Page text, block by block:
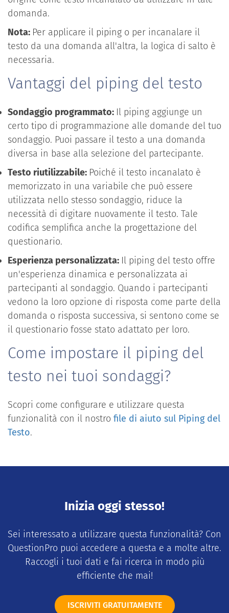
domanda.
Nota: Per applicare il piping o per incanalare il
testo da una domanda all'altra, la logica di salto è
necessaria.
Vantaggi del piping del testo
Sondaggio programmato: Il piping aggiunge un
certo tipo di programmazione alle domande del tuo
sondaggio. Puoi passare il testo a una domanda
diversa in base alla selezione del partecipante.
Testo riutilizzabile: Poiché il testo incanalato è
memorizzato in una variabile che può essere
utilizzata nello stesso sondaggio, riduce la
necessità di digitare nuovamente il testo. Tale
codifica semplifica anche la progettazione del
questionario.
Esperienza personalizzata: Il piping del testo offre
un'esperienza dinamica e personalizzata ai
partecipanti al sondaggio. Quando i partecipanti
vedono la loro opzione di risposta come parte della
domanda o risposta successiva, si sentono come se
il questionario fosse stato adattato per loro.
Come impostare il piping del
testo nei tuoi sondaggi?
Scopri come configurare e utilizzare questa
funzionalità con il nostro file di aiuto sul Piping del
Testo.
Inizia oggi stesso!
Sei interessato a utilizzare questa funzionalità? Con
QuestionPro puoi accedere a questa e a molte altre.
Raccogli i tuoi dati e fai ricerca in modo più
efficiente che mai!
ISCRIVITI GRATUITAMENTE